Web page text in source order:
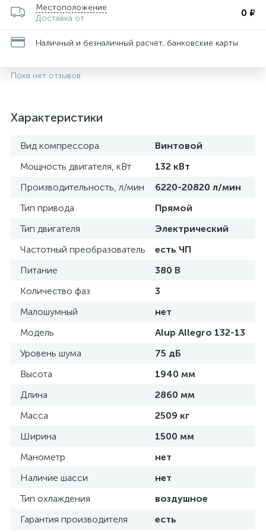
Местоположение
Доставка от
0 ₽
Наличный и безналичный расчет, банковские карты
Пока нет отзывов
Характеристики
Вид компрессора
Винтовой
Мощность двигателя, кВт
132 кВт
Производительность, л/мин
6220-20820 л/мин
Тип привода
Прямой
Тип двигателя
Электрический
Частотный преобразователь
есть ЧП
Питание
380 В
Количество фаз
3
Малошумный
нет
Модель
Alup Allegro 132-13
Уровень шума
75 дБ
Высота
1940 мм
Длина
2860 мм
Масса
2509 кг
Ширина
1500 мм
Манометр
нет
Наличие шасси
нет
Тип охлаждения
воздушное
Гарантия производителя
есть